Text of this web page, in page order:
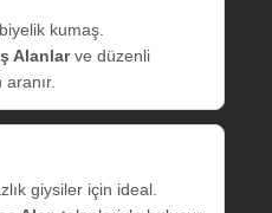
kumaş.
Alanlarve düzenli
giysiler için ideal.